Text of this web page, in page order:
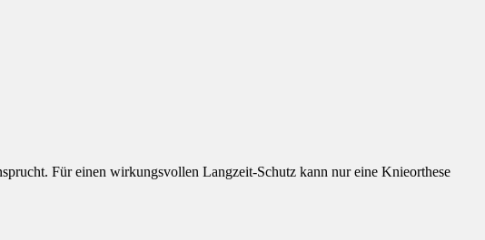
Für einen wirkungsvollen Langzeit-Schutz kann nur eine Knieorthese